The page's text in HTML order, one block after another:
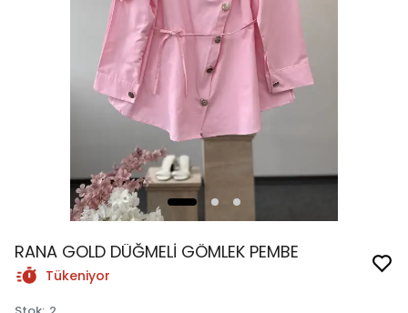
RANA GOLD DÜĞMELİ GÖMLEK PEMBE
Tükeniyor